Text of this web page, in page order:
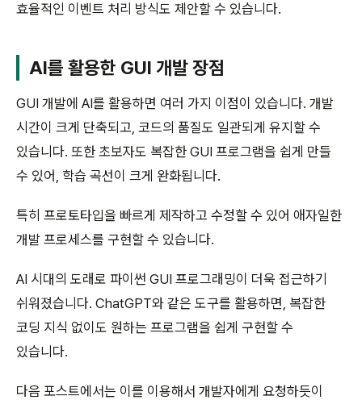
효율적인 이벤트 처리 방식도 제안할 수 있습니다.
AI를 활용한 GUI 개발 장점
GUI 개발에 AI를 활용하면 여러 가지 이점이 있습니다. 개발
시간이 크게 단축되고, 코드의 품질도 일관되게 유지할 수
있습니다. 또한 초보자도 복잡한 GUI 프로그램을 쉽게 만들
수 있어, 학습 곡선이 크게 완화됩니다.
특히 프로토타입을 빠르게 제작하고 수정할 수 있어 애자일한
개발 프로세스를 구현할 수 있습니다.
AI 시대의 도래로 파이썬 GUI 프로그래밍이 더욱 접근하기
쉬워졌습니다. ChatGPT와 같은 도구를 활용하면, 복잡한
코딩 지식 없이도 원하는 프로그램을 쉽게 구현할 수
있습니다.
다음 포스트에서는 이를 이용해서 개발자에게 요청하듯이